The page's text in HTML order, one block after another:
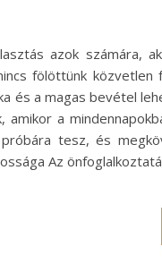
azok számára,
fölöttünk közvetlen
és a magas bevétel
amikor a
tesz, és
Az